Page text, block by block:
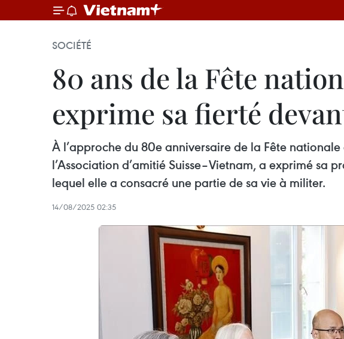
SOCIÉTÉ
80 ans de la Fête
exprime sa fierté
À l’approche du 80e anniversaire de la Fête
l’Association d’amitié Suisse–Vietnam, a exprimé
lequel elle a consacré une partie de sa vie à militer.
14/08/2025 02:35